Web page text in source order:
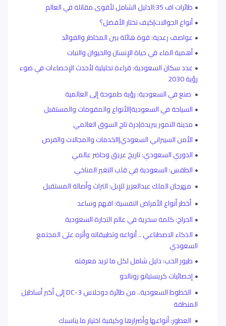
طائرات اف 35:الدليل الشامل لأقوى مقاتلة في العالم
أنواع الجوالات|كيف تختار الأفضل؟
عواصف رعدية: قوة هائلة بين المخاطر والفوائد
أهمية الماء في حياة الإنسان والحيوان والنبات
عدد سكان السعودية: قراءة تحليلية لأحدث الإحصاءات في ضوء
رؤية 2030
صنع في السعودية: رؤية طموحة إلى العالمية
السياحة في السعودية|الأنواع والمقومات والمستقبل
مدينة التمور ببريدة|درة تاج السوق العالمي
الأمن السيبراني السعودي|الخدمات والمجالات والفرص
الدوري السعودي: تاريخ عريق وحاضر عالمي
الطقس: السعودية في قلب التغير المناخي
مهرجان الملك عبدالعزيز للإبل: التراث وأصالة المستقبل
أخطر أنواع الأمراض النفسية: افهم وساعد
الحراج: كلمة سحرية في عالم التجارة السعودية
الذكاء الاصطناعي .. أنواعه وتطبيقاته وأثره على المجتمع
السعودي
طيور الحب: دليل شامل لكل ما تريد معرفته
إحصائيات كريستيانو رونالدو
الخطوط السعودية.. من طائرة دوجلاسDC-3إلى أكبر أساطيل
المنطقة
العطور: أنواعها وأضرارها وكيفية اختيار ما يناسبك